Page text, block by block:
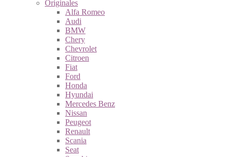
Originales
Alfa Romeo
Audi
BMW
Chery
Chevrolet
Citroen
Fiat
Ford
Honda
Hyundai
Mercedes Benz
Nissan
Peugeot
Renault
Scania
Seat